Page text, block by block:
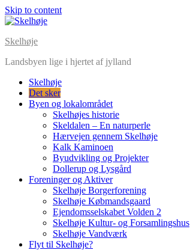
Skip to content
Skelhøje
Landsbyen lige i hjertet af jylland
Skelhøje
Det sker
Byen og lokalområdet
Skelhøjes historie
Skeldalen – En naturperle
Hærvejen gennem Skelhøje
Kalk Kaminoen
Byudvikling og Projekter
Dollerup og Lysgård
Foreninger og Aktiver
Skelhøje Borgerforening
Skelhøje Købmandsgaard
Ejendomsselskabet Volden 2
Skelhøje Kultur- og Forsamlingshus
Skelhøje Vandværk
Flyt til Skelhøje?